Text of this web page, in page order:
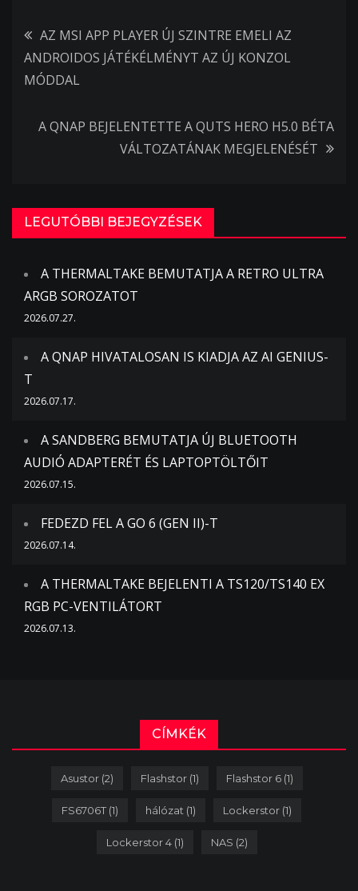
Bejegyzés
navigáció
AZ MSI APP PLAYER ÚJ SZINTRE EMELI AZ
ANDROIDOS JÁTÉKÉLMÉNYT AZ ÚJ KONZOL
MÓDDAL
A QNAP BEJELENTETTE A QUTS HERO H5.0 BÉTA
VÁLTOZATÁNAK MEGJELENÉSÉT
LEGUTÓBBI BEJEGYZÉSEK
A THERMALTAKE BEMUTATJA A RETRO ULTRA
ARGB SOROZATOT
2026.07.27.
A QNAP HIVATALOSAN IS KIADJA AZ AI GENIUS-
T
2026.07.17.
A SANDBERG BEMUTATJA ÚJ BLUETOOTH
AUDIÓ ADAPTERÉT ÉS LAPTOPTÖLTŐIT
2026.07.15.
FEDEZD FEL A GO 6 (GEN II)-T
2026.07.14.
A THERMALTAKE BEJELENTI A TS120/TS140 EX
RGB PC-VENTILÁTORT
2026.07.13.
CÍMKÉK
Asustor(2) Flashstor(1) Flashstor 6(1)
FS6706T (1) hálózat (1) Lockerstor (1)
Lockerstor 4(1) NAS (2)